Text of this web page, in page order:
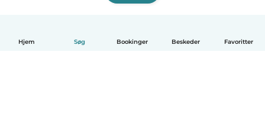
Hjem Søg Bookinger Beskeder Favoritter